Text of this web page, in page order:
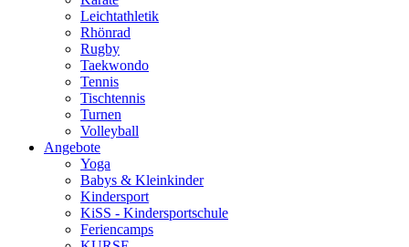
Leichtathletik
Rhönrad
Rugby
Taekwondo
Tennis
Tischtennis
Turnen
Volleyball
Angebote
Yoga
Babys & Kleinkinder
Kindersport
KiSS - Kindersportschule
Feriencamps